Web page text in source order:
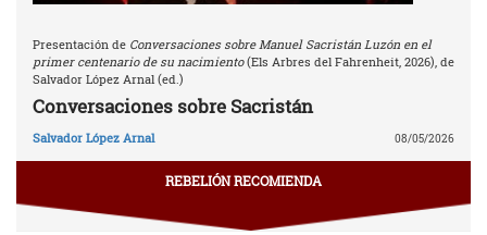
Presentación de Conversaciones sobre Manuel Sacristán Luzón en el
primer centenario de su nacimiento(Els Arbres del Fahrenheit, 2026), de
Salvador López Arnal (ed.)
Conversaciones sobre Sacristán
Salvador López Arnal 08/05/2026
REBELIÓN RECOMIENDA